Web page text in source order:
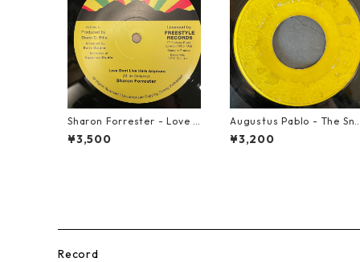
Sharon Forrester - Love D
on't Live Here Anymore
【12-50068】
¥3,500
Augustus Pablo - The Sni
per【7-21945】
¥3,200
Record